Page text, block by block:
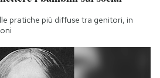
pratiche più diffuse tra genitori, in